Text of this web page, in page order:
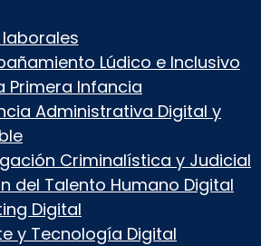
Lúdico e Inclusivo
Primera Infancia
Administrativa Digital y
Criminalística y Judicial
del Talento Humano Digital
Digital
y Tecnología Digital